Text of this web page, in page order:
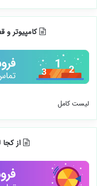
کامپیوتر
لیست کامل
از